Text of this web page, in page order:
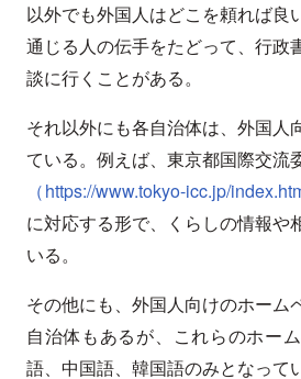
以外でも外国人はどこを頼れば良
通じる人の伝手をたどって、行政
談に行くことがある。
それ以外にも各自治体は、外国人
ている。例えば、東京都国際交流
（https://www.tokyo-icc.jp/
に対応する形で、くらしの情報や
いる。
その他にも、外国人向けのホーム
自治体もあるが、これらのホー
語、中国語、韓国語のみとなって